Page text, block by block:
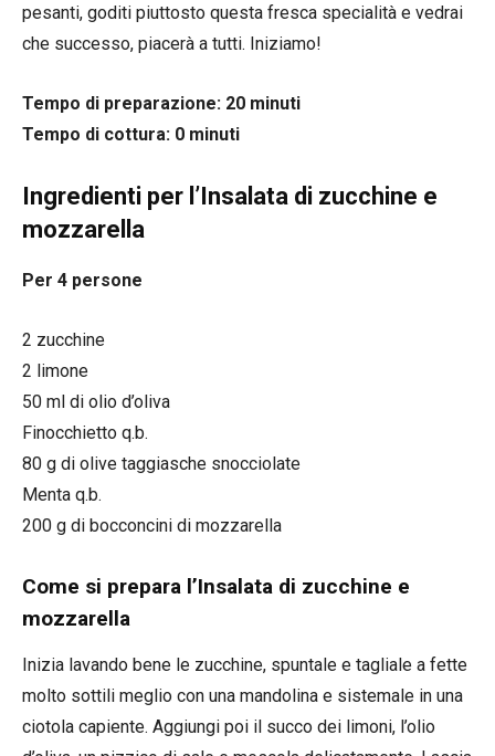
pesanti, goditi piuttosto questa fresca specialità e vedrai
che successo, piacerà a tutti. Iniziamo!
Tempo di preparazione: 20 minuti
Tempo di cottura: 0 minuti
Ingredienti per l’Insalata di zucchine e
mozzarella
Per 4 persone
2 zucchine
2 limone
50 ml di olio d’oliva
Finocchietto q.b.
80 g di olive taggiasche snocciolate
Menta q.b.
200 g di bocconcini di mozzarella
Come si prepara l’Insalata di zucchine e
mozzarella
Inizia lavando bene le zucchine, spuntale e tagliale a fette
molto sottili meglio con una mandolina e sistemale in una
ciotola capiente. Aggiungi poi il succo dei limoni, l’olio